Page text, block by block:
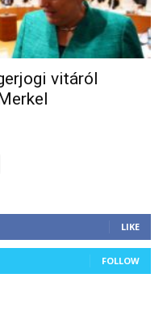
vitáról
LIKE
FOLLOW